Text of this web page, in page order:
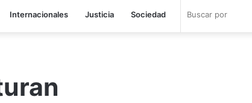
Internacionales Justicia Sociedad